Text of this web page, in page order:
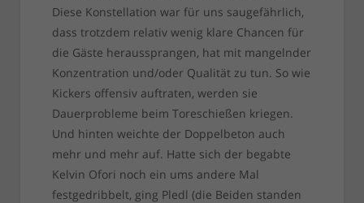
Diese Konstellation war für uns saugefährlich,
dass trotzdem relativ wenig klare Chancen für
die Gäste heraussprangen, hat mit mangelnder
Konzentration und/oder Qualität zu tun. So wie
Kickers offensiv auftraten, werden sie
Dauerprobleme beim Toreschießen kriegen.
Und hinten weichte der Doppelbeton auch
mehr und mehr auf. Hatte sich der begabte
Kelvin Ofori noch ein ums andere Mal
festgedribbelt, ging Pledl (die Beiden standen